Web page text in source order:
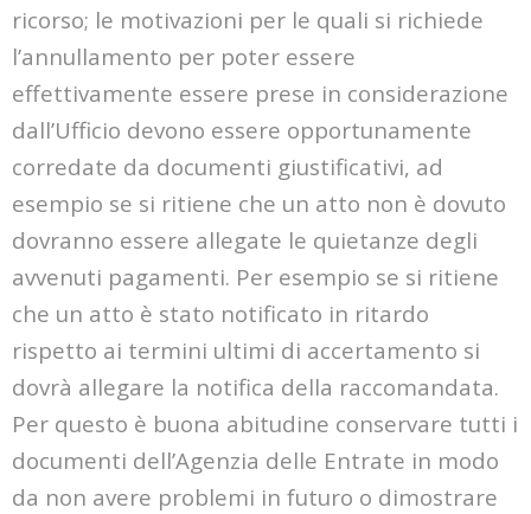
ricorso; le motivazioni per le quali si richiede
l’annullamento per poter essere
effettivamente essere prese in considerazione
dall’Ufficio devono essere opportunamente
corredate da documenti giustificativi, ad
esempio se si ritiene che un atto non è dovuto
dovranno essere allegate le quietanze degli
avvenuti pagamenti. Per esempio se si ritiene
che un atto è stato notificato in ritardo
rispetto ai termini ultimi di accertamento si
dovrà allegare la notifica della raccomandata.
Per questo è buona abitudine conservare tutti i
documenti dell’Agenzia delle Entrate in modo
da non avere problemi in futuro o dimostrare